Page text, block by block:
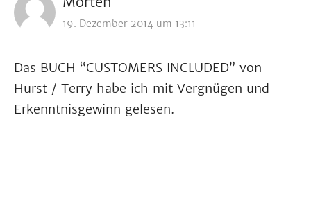
19. Dezember 2014 um 13:11
Das BUCH “CUSTOMERS INCLUDED” von
Hurst / Terry habe ich mit Vergnügen und
Erkenntnisgewinn gelesen.